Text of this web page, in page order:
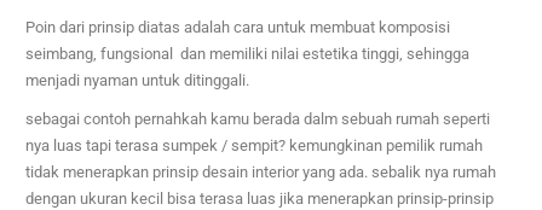
Poin dari prinsip diatas adalah cara untuk membuat komposisi
seimbang, fungsional dan memiliki nilai estetika tinggi, sehingga
menjadi nyaman untuk ditinggali.
sebagai contoh pernahkah kamu berada dalm sebuah rumah seperti
nya luas tapi terasa sumpek / sempit? kemungkinan pemilik rumah
tidak menerapkan prinsip desain interior yang ada. sebalik nya rumah
dengan ukuran kecil bisa terasa luas jika menerapkan prinsip-prinsip